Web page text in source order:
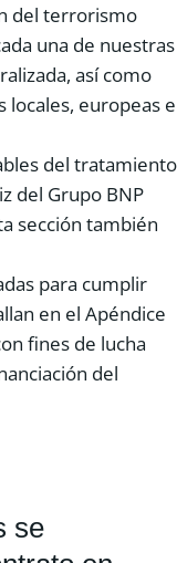
del terrorismo
una de nuestras
así como
locales, europeas e
del tratamiento
del Grupo BNP
sección también
para cumplir
en el Apéndice
fines de lucha
del
se